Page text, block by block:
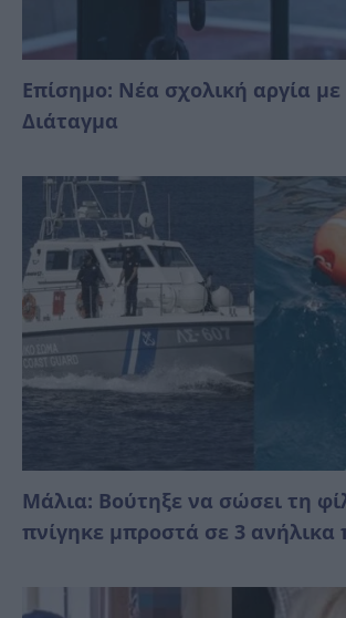
Επίσημο: Νέα σχολική αργία με
Διάταγμα
Μάλια: Βούτηξε να σώσει τη
πνίγηκε μπροστά σε 3 ανήλικα